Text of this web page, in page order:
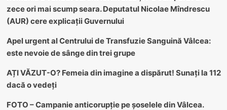
zece ori mai scump seara. Deputatul Nicolae Mîndrescu
(AUR) cere explicații Guvernului
Apel urgent al Centrului de Transfuzie Sanguină Vâlcea:
este nevoie de sânge din trei grupe
AȚI VĂZUT-O? Femeia din imagine a dispărut! Sunați la 112
dacă o vedeți
FOTO – Campanie anticorupție pe șoselele din Vâlcea.